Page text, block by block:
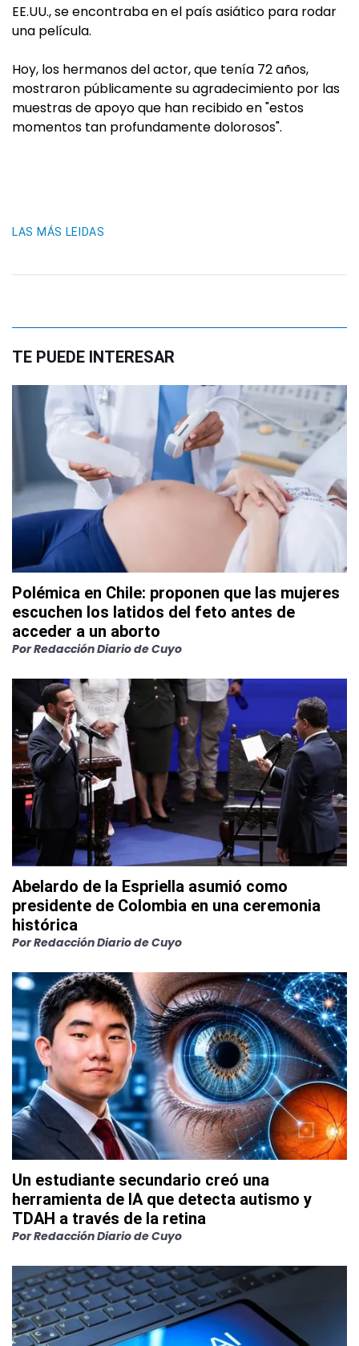
EE.UU., se encontraba en el país asiático para rodar
una película.
Hoy, los hermanos del actor, que tenía 72 años,
mostraron públicamente su agradecimiento por las
muestras de apoyo que han recibido en "estos
momentos tan profundamente dolorosos".
LAS MÁS LEIDAS
TE PUEDE INTERESAR
Polémica en Chile: proponen que las mujeres
escuchen los latidos del feto antes de
acceder a un aborto
PorRedacción Diario de Cuyo
Abelardo de la Espriella asumió como
presidente de Colombia en una ceremonia
histórica
PorRedacción Diario de Cuyo
Un estudiante secundario creó una
herramienta de IA que detecta autismo y
TDAH a través de la retina
PorRedacción Diario de Cuyo